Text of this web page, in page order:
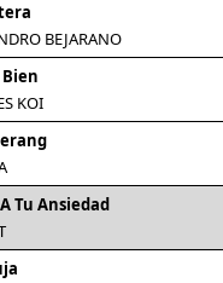
BEJARANO
Bien
KOI
Tu Ansiedad